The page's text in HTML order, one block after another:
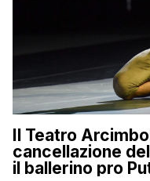
Il Teatro
cancellazione
il ballerino pro